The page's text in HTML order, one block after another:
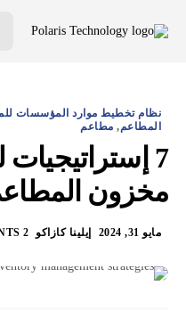
الأسعار
المدونة
الموارد
تواصل معنا
AR
نظام تخطيط موارد المؤسسات
المطاعم, مطاعم
7
مخزون
مايو 31, 2024 إيلينا كازاكو 2 COMMENTS